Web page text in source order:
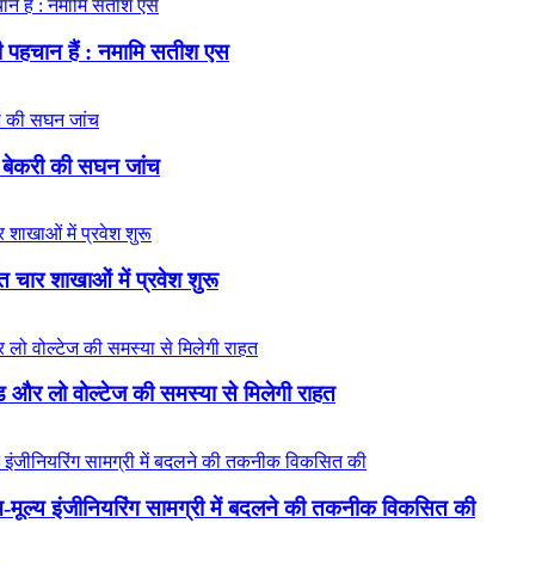
पहचान हैं : नमामि सतीश एस
बेकरी की सघन जांच
चार शाखाओं में प्रवेश शुरू
और लो वोल्टेज की समस्या से मिलेगी राहत
इंजीनियरिंग सामग्री में बदलने की तकनीक विकसित की